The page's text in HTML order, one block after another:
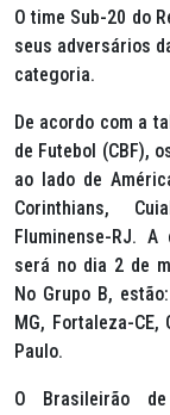
O time Sub-20 do
seus adversários
categoria.
De acordo com a
de Futebol (CBF),
ao lado de
Corinthians,
Fluminense-RJ.
será no dia 2 de
No Grupo B,
MG, Fortaleza-
Paulo.
O Brasileirão